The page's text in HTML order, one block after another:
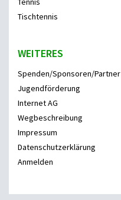
Tischtennis
WEITERES
Spenden/Sponsoren/Partner
Jugendförderung
Internet AG
Wegbeschreibung
Impressum
Datenschutzerklärung
Anmelden